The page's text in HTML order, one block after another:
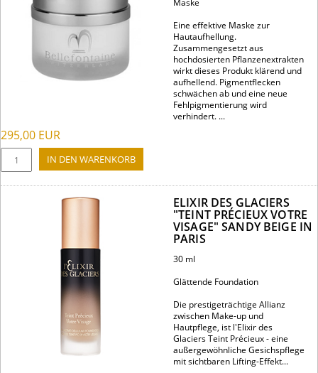
Maske
Eine effektive Maske zur
Hautaufhellung.
Zusammengesetzt aus
hochdosierten Pflanzenextrakten
wirkt dieses Produkt klärend und
aufhellend. Pigmentflecken
schwächen ab und eine neue
Fehlpigmentierung wird
verhindert. ...
295,00 EUR
ELIXIR DES GLACIERS
"TEINT PRÉCIEUX VOTRE
VISAGE" SANDY BEIGE IN
PARIS
30 ml
Glättende Foundation
Die prestigeträchtige Allianz
zwischen Make-up und
Hautpflege, ist l'Elixir des
Glaciers Teint Précieux - eine
außergewöhnliche Gesichspflege
mit sichtbaren Lifting-Effekt...